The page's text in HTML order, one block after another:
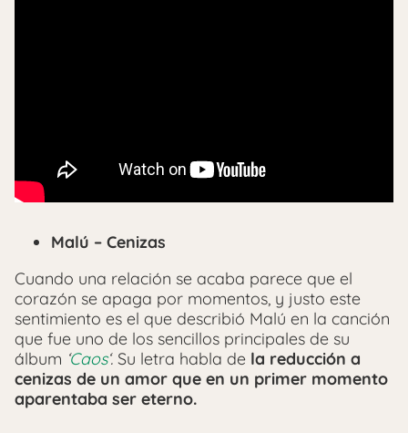
Malú – Cenizas
Cuando una relación se acaba parece que el
corazón se apaga por momentos, y justo este
sentimiento es el que describió Malú en la canción
que fue uno de los sencillos principales de su
álbum Caos‘. Su letra habla de la reducción a
cenizas de un amor que en un primer momento
aparentaba ser eterno.